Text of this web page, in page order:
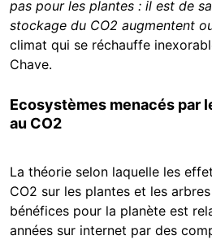
pas pour les plantes : il est de
stockage du CO2 augmentent
climat qui se réchauffe
Chave.
Ecosystèmes menacés par
au CO2
La théorie selon laquelle les
CO2 sur les plantes et les
bénéfices pour la planète est
années sur internet par des